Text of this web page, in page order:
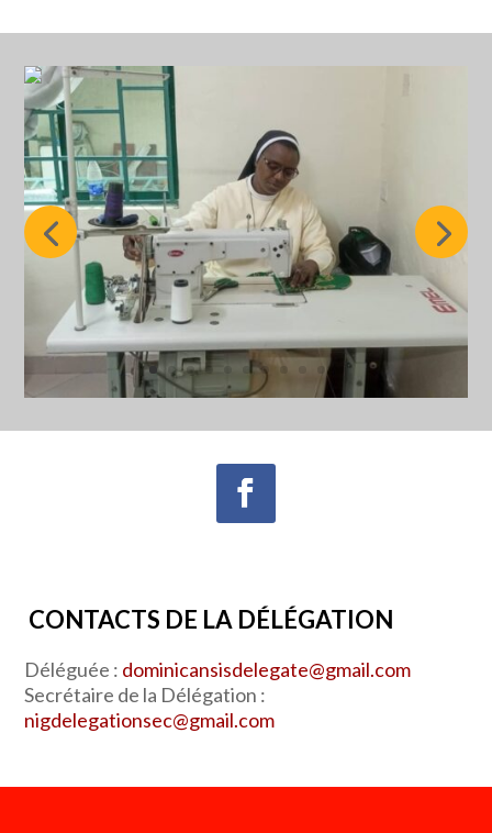
CONTACTS DE LA DÉLÉGATION
Déléguée : dominicansisdelegate@gmail.com
Secrétaire de la Délégation :
nigdelegationsec@gmail.com